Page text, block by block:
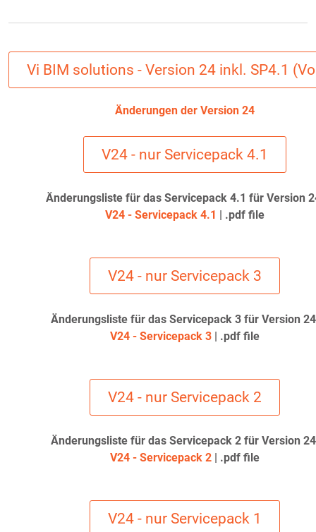
Vi BIM solutions - Version 24 inkl. SP4.1
Änderungen der Version 24
V24 - nur Servicepack 4.1
Änderungsliste für das Servicepack 4.1 für Version
V24 - Servicepack 4.1 | .pdf file
V24 - nur Servicepack 3
Änderungsliste für das Servicepack 3 für Version
V24 - Servicepack 3 | .pdf file
V24 - nur Servicepack 2
Änderungsliste für das Servicepack 2 für Version
V24 - Servicepack 2 | .pdf file
V24 - nur Servicepack 1